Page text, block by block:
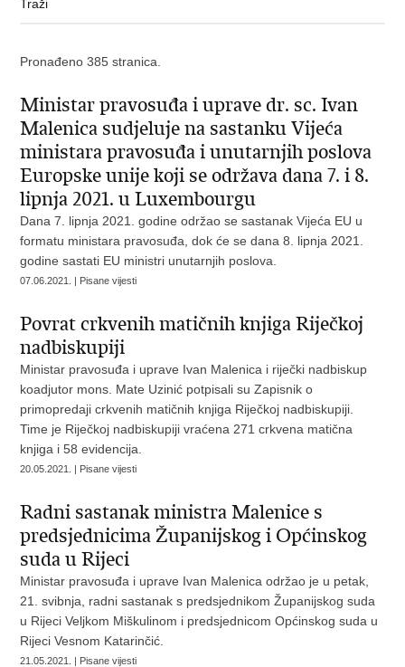
Pronađeno 385 stranica.
Ministar pravosuđa i uprave dr. sc. Ivan
Malenica sudjeluje na sastanku Vijeća
ministara pravosuđa i unutarnjih poslova
Europske unije koji se održava dana 7. i 8.
lipnja 2021. u Luxembourgu
Dana 7. lipnja 2021. godine održao se sastanak Vijeća EU u
formatu ministara pravosuđa, dok će se dana 8. lipnja 2021.
godine sastati EU ministri unutarnjih poslova.
07.06.2021. | Pisane vijesti
Povrat crkvenih matičnih knjiga Riječkoj
nadbiskupiji
Ministar pravosuđa i uprave Ivan Malenica i riječki nadbiskup
koadjutor mons. Mate Uzinić potpisali su Zapisnik o
primopredaji crkvenih matičnih knjiga Riječkoj nadbiskupiji.
Time je Riječkoj nadbiskupiji vraćena 271 crkvena matična
knjiga i 58 evidencija.
20.05.2021. | Pisane vijesti
Radni sastanak ministra Malenice s
predsjednicima Županijskog i Općinskog
suda u Rijeci
Ministar pravosuđa i uprave Ivan Malenica održao je u petak,
21. svibnja, radni sastanak s predsjednikom Županijskog suda
u Rijeci Veljkom Miškulinom i predsjednicom Općinskog suda u
Rijeci Vesnom Katarinčić.
21.05.2021. | Pisane vijesti